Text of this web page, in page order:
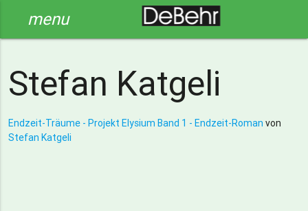
menu
Stefan Katgeli
Endzeit-Träume - Projekt Elysium Band 1 - Endzeit-Roman von
Stefan Katgeli